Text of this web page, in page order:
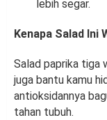
lebih segar.
Kenapa Salad Ini
Salad paprika tiga
juga bantu kamu
antioksidannya
tahan tubuh.